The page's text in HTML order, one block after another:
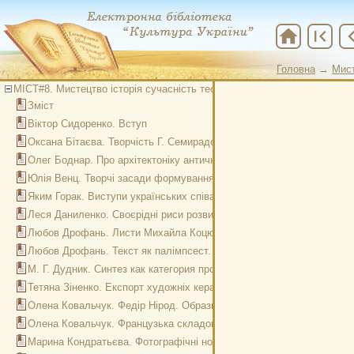
Головна →
home first_page chevron_left
МІСТ#8. Мистецтво історія сучасність теорія
Зміст
Віктор Сидоренко. Вступ
Оксана Бітаєва. Творчість Г. Семирадського в контексті
Олег Боднар. Про архітектоніку античної культури. Новий кут зору
Юлія Венц. Творчі засади формування мистецького образу в
Яким Горак. Виступи українських співаків у музично-критичній
Леся Даниленко. Своєрідні риси розвитку графічного дизайну
Любов Дрофань. Листи Михайла Коцюбинського крізь час і простір.
Любов Дрофань. Текст як палімпсест. Літературознавчий аспект
М. Г. Дудник. Синтез как категория проектирования
Тетяна Зіненко. Експорт художніх керамічних виробів у
Олена Ковальчук. Федір Нірод. Образні пошуки в сценографії
Олена Ковальчук. Французька складова в процесах розвитку сцени
Марина Кондратьєва. Фотографічні нотатки